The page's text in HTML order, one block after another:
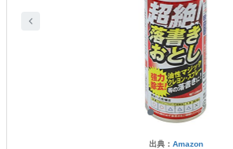
出典： Amazon